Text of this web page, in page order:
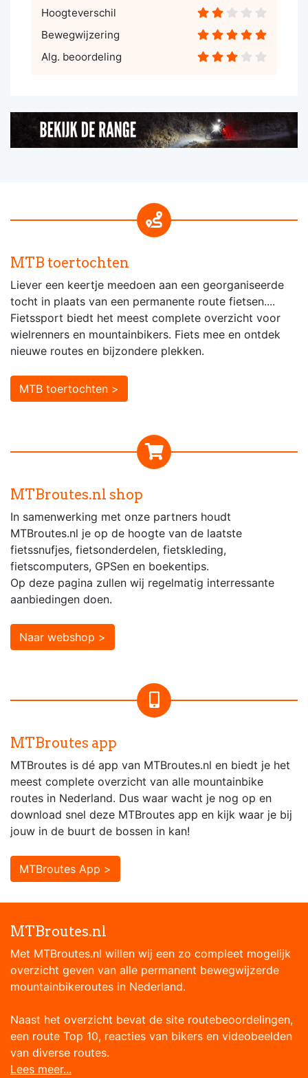
Hoogteverschil
Bewegwijzering
Alg. beoordeling
MTB toertochten
Liever een keertje meedoen aan een georganiseerde
tocht in plaats van een permanente route fietsen....
Fietssport biedt het meest complete overzicht voor
wielrenners en mountainbikers. Fiets mee en ontdek
nieuwe routes en bijzondere plekken.
MTB toertochten >
MTBroutes.nl shop
In samenwerking met onze partners houdt
MTBroutes.nl je op de hoogte van de laatste
fietssnufjes, fietsonderdelen, fietskleding,
fietscomputers, GPSen en boekentips.
Op deze pagina zullen wij regelmatig interressante
aanbiedingen doen.
Naar webshop >
MTBroutes app
MTBroutes is dé app van MTBroutes.nl en biedt je het
meest complete overzicht van alle mountainbike
routes in Nederland. Dus waar wacht je nog op en
download snel deze MTBroutes app en kijk waar je bij
jouw in de buurt de bossen in kan!
MTBroutes App >
MTBroutes.nl
Met MTBroutes.nl willen wij een zo compleet mogelijk
overzicht geven van alle permanent bewegwijzerde
mountainbikeroutes in Nederland.
Naast het overzicht bevat de site routebeoordelingen,
een route Top 10, reacties van bikers en videobeelden
van diverse routes.
Lees meer...